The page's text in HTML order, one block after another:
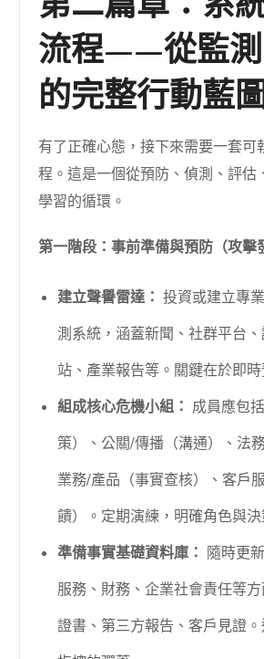
流程——從監
的完整行動藍
有了正確心態，接下來需要一套可
程。這是一個從預防、偵測、評估
學習的循環。
第一階段：事前準備與預防（攻擊
建立聲譽雷達： 投資或建立專
測系統，涵蓋新聞、社群平台
站、產業報告等。關鍵在於即時
組成核心危機小組： 成員應包
策）、公關/傳播（溝通）、法
業務/產品（事實查核）、客戶
饋）。定期演練，明確角色與決
準備事實基礎資料庫： 隨時更
服務、財務、企業社會責任等方
證書、第三方報告、客戶見證